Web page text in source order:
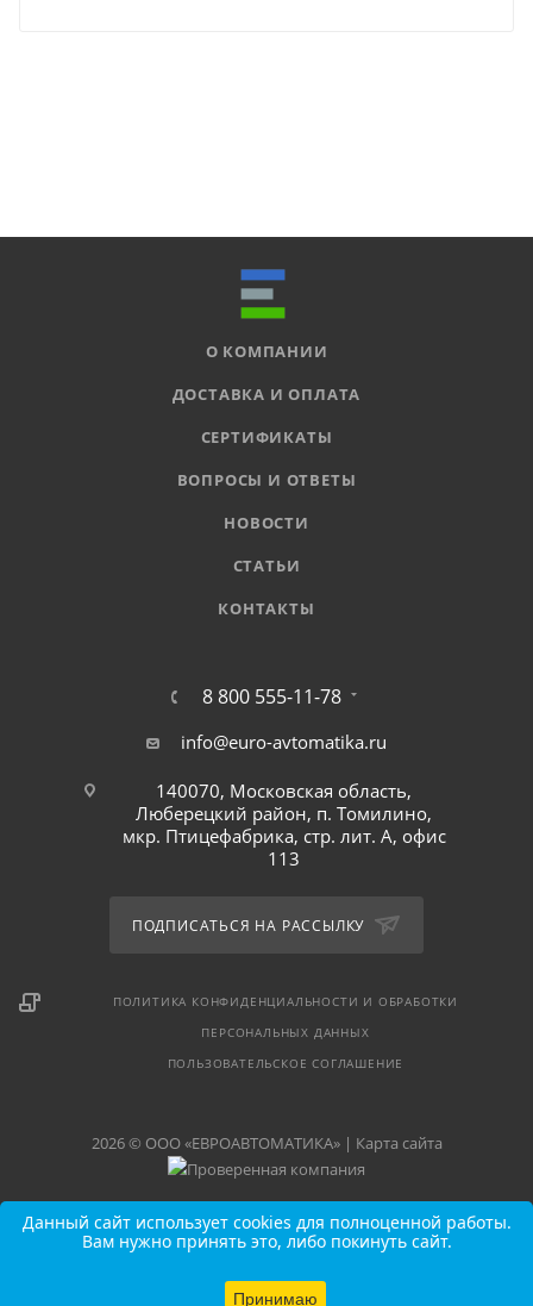
О КОМПАНИИ
ДОСТАВКА И ОПЛАТА
СЕРТИФИКАТЫ
ВОПРОСЫ И ОТВЕТЫ
НОВОСТИ
СТАТЬИ
КОНТАКТЫ
8 800 555-11-78
info@euro-avtomatika.ru
140070, Московская область,
Люберецкий район, п. Томилино,
мкр. Птицефабрика, стр. лит. А, офис
113
ПОДПИСАТЬСЯ НА РАССЫЛКУ
ПОЛИТИКА КОНФИДЕНЦИАЛЬНОСТИ И ОБРАБОТКИ
ПЕРСОНАЛЬНЫХ ДАННЫХ
ПОЛЬЗОВАТЕЛЬСКОЕ СОГЛАШЕНИЕ
2026 © ООО «ЕВРОАВТОМАТИКА» | Карта сайта
Данный сайт использует cookies для полноценной работы.
Вам нужно принять это, либо покинуть сайт.
Принимаю